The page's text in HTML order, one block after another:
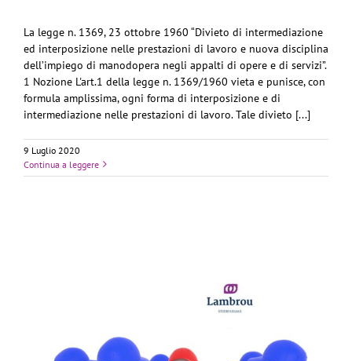
La legge n. 1369, 23 ottobre 1960 “Divieto di intermediazione
ed interposizione nelle prestazioni di lavoro e nuova disciplina
dell’impiego di manodopera negli appalti di opere e di servizi”.
1 Nozione L'art.1 della legge n. 1369/1960 vieta e punisce, con
formula amplissima, ogni forma di interposizione e di
intermediazione nelle prestazioni di lavoro. Tale divieto [...]
9 Luglio 2020
Continua a leggere